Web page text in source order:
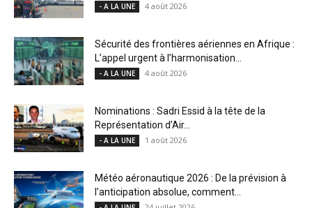
- A LA UNE 4 août 2026
Sécurité des frontières aériennes en Afrique :
L’appel urgent à l’harmonisation...
- A LA UNE 4 août 2026
Nominations : Sadri Essid à la tête de la
Représentation d’Air...
- A LA UNE 1 août 2026
Météo aéronautique 2026 : De la prévision à
l’anticipation absolue, comment...